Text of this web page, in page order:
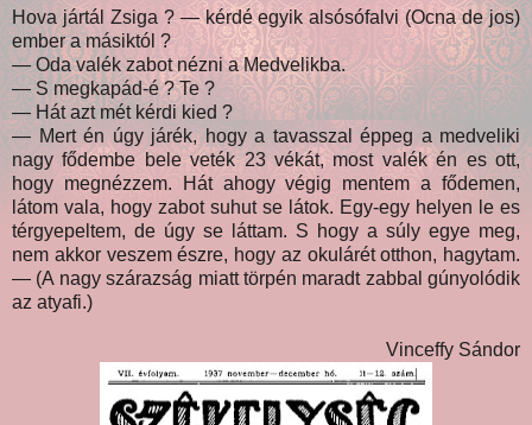
Hova jártál Zsiga ? — kérdé egyik alsósófalvi (Ocna de jos)
ember a másiktól ?
— Oda valék zabot nézni a Medvelikba.
— S megkapád-é ? Te ?
— Hát azt mét kérdi kied ?
— Mert én úgy járék, hogy a tavasszal éppeg a medveliki
nagy fődembe bele veték 23 vékát, most valék én es ott,
hogy megnézzem. Hát ahogy végig mentem a fődemen,
látom vala, hogy zabot suhut se látok. Egy-egy helyen le es
térgyepeltem, de úgy se láttam. S hogy a súly egye meg,
nem akkor veszem észre, hogy az okulárét otthon, hagytam.
— (A nagy szárazság miatt törpén maradt zabbal gúnyolódik
az atyafi.)
Vinceffy Sándor